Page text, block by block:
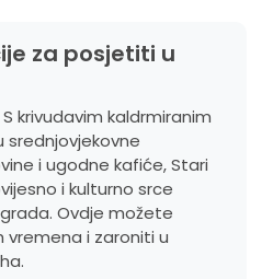
za posjetiti u
S krivudavim kaldrmiranim
srednjovjekovne
i ugodne kafiće, Stari
i kulturno srce
Ovdje možete
vremena i zaroniti u